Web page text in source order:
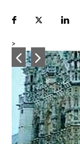
FacebookPlattform
>